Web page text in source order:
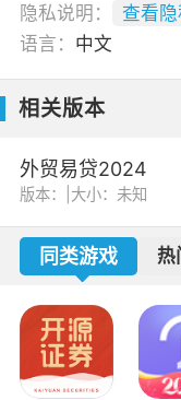
隐私说明：
查看隐
语言： 中文
相关版本
外贸易贷2024
版本： 大小：未知
同类游戏 热